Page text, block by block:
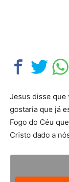
Jesus disse que
gostaria que já
Fogo do Céu
Cristo dado a